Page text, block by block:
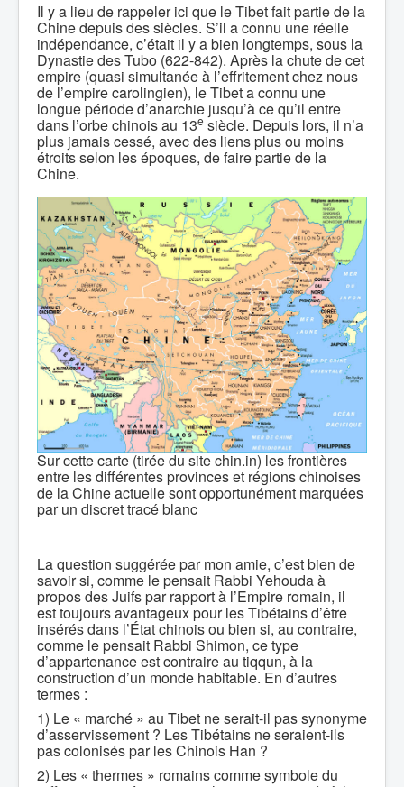
Il y a lieu de rappeler ici que le Tibet fait partie de la
Chine depuis des siècles. S’il a connu une réelle
indépendance, c’était il y a bien longtemps, sous la
Dynastie des Tubo (622-842). Après la chute de cet
empire (quasi simultanée à l’effritement chez nous
de l’empire carolingien), le Tibet a connu une
longue période d’anarchie jusqu’à ce qu’il entre
dans l’orbe chinois au 13e siècle. Depuis lors, il n’a
plus jamais cessé, avec des liens plus ou moins
étroits selon les époques, de faire partie de la
Chine.
Sur cette carte (tirée du site chin.in) les frontières
entre les différentes provinces et régions chinoises
de la Chine actuelle sont opportunément marquées
par un discret tracé blanc
La question suggérée par mon amie, c’est bien de
savoir si, comme le pensait Rabbi Yehouda à
propos des Juifs par rapport à l’Empire romain, il
est toujours avantageux pour les Tibétains d’être
insérés dans l’État chinois ou bien si, au contraire,
comme le pensait Rabbi Shimon, ce type
d’appartenance est contraire au tiqqun, à la
construction d’un monde habitable. En d’autres
termes :
1) Le « marché » au Tibet ne serait-il pas synonyme
d’asservissement ? Les Tibétains ne seraient-ils
pas colonisés par les Chinois Han ?
2) Les « thermes » romains comme symbole du